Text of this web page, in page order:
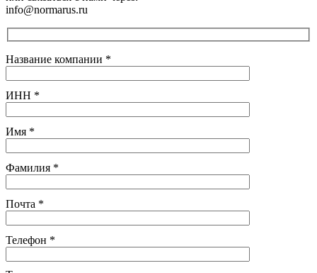
info@normarus.ru
Название компании *
ИНН *
Имя *
Фамилия *
Почта *
Телефон *